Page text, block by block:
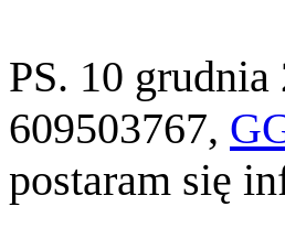
PS. 10 grudnia
609503767,
postaram się